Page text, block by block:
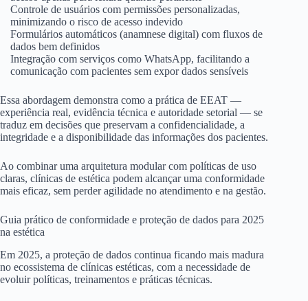
Controle de usuários com permissões personalizadas,
minimizando o risco de acesso indevido
Formulários automáticos (anamnese digital) com fluxos de
dados bem definidos
Integração com serviços como WhatsApp, facilitando a
comunicação com pacientes sem expor dados sensíveis
Essa abordagem demonstra como a prática de EEAT —
experiência real, evidência técnica e autoridade setorial — se
traduz em decisões que preservam a confidencialidade, a
integridade e a disponibilidade das informações dos pacientes.
Ao combinar uma arquitetura modular com políticas de uso
claras, clínicas de estética podem alcançar uma conformidade
mais eficaz, sem perder agilidade no atendimento e na gestão.
Guia prático de conformidade e proteção de dados para 2025
na estética
Em 2025, a proteção de dados continua ficando mais madura
no ecossistema de clínicas estéticas, com a necessidade de
evoluir políticas, treinamentos e práticas técnicas.